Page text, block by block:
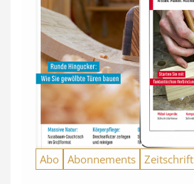
Abo Abonnements Zeitschrift